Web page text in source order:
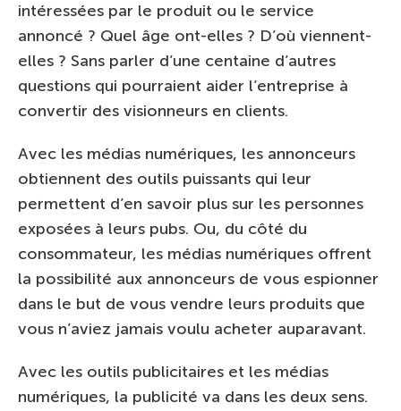
intéressées par le produit ou le service
annoncé ? Quel âge ont-elles ? D’où viennent-
elles ? Sans parler d’une centaine d’autres
questions qui pourraient aider l’entreprise à
convertir des visionneurs en clients.
Avec les médias numériques, les annonceurs
obtiennent des outils puissants qui leur
permettent d’en savoir plus sur les personnes
exposées à leurs pubs. Ou, du côté du
consommateur, les médias numériques offrent
la possibilité aux annonceurs de vous espionner
dans le but de vous vendre leurs produits que
vous n’aviez jamais voulu acheter auparavant.
Avec les outils publicitaires et les médias
numériques, la publicité va dans les deux sens.